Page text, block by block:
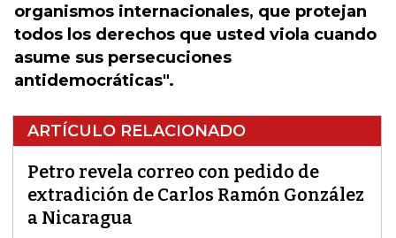
organismos internacionales, que protejan
todos los derechos que usted viola cuando
asume sus persecuciones
antidemocráticas".
ARTÍCULO RELACIONADO
Petro revela correo con pedido de
extradición de Carlos Ramón González
a Nicaragua